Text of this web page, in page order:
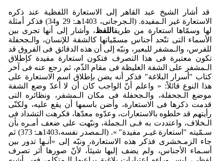
قد أشار الشیخ عبد القاهر إلی الاستعارة اللفظیة عند ذکره
الاستعارة غیر الـمفیدة. (الـجرجانی، 1403هـ: 29 و34) فذکر أمثلة
لها وسمّاها استعارة من طریقاللفظ، وأشار إلی أنها تجری بین
الأسماء التی تتّحد أجناس مسمّیاتها کالشفة للإنسان، والـجحفلة
للفرس، والـمشفر للبعیر، ونبّه إلی أن هذه الدقائق فی الفروق قد
تکون معتبرة فی هذا التصرف فتکون استعارة مفیدة کإطلاق
الـمشفر علی الشفة الغلیظة فی مقام الذّم، ثم رجع عنه فی آخر
کتاب "أسرار البلاغة" فذکر أنه یضن بإطلاق اسم الاستعارة علی
هذا النوع قائلاً: « واعلم أنّ الواجب کان أن لا أعدّ وضع الشفة
موضع الـجحفلة، والـجحفلة فی مکان الـمشفر، ونظائره التی
قدمت ذکرها فی الاستعارة، وأضن باسمها أن یقع علیه، ولکنّی
رأیتهم قد خلطوه بالاستعارات، وعدّوه معدّها، فکرهت التشداد فی
الـخلاف، واعتددت به فـی ­الـجملة، ونبّهت علی ضعف أمـره بأن
سـمّیته "استعارة غیـر مفیدة" ». (الـمصدر نفسه،1403هـ: 373) ثم
جاء الزمـخشری فذکر هذه الاستعارة، ونبّه إلی «أنـها تدور بین
أسـماء الأجناس، ولم یضف إلیها شیئاً، لأنّ صورها أثر تصرف